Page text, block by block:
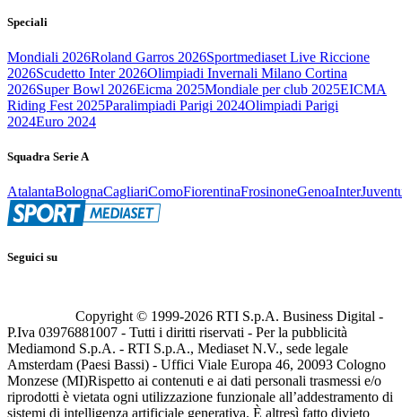
Speciali
Mondiali 2026Roland Garros 2026Sportmediaset Live Riccione
2026Scudetto Inter 2026Olimpiadi Invernali Milano Cortina
2026Super Bowl 2026Eicma 2025Mondiale per club 2025EICMA
Riding Fest 2025Paralimpiadi Parigi 2024Olimpiadi Parigi
2024Euro 2024
Squadra Serie A
AtalantaBolognaCagliariComoFiorentinaFrosinoneGenoaInter
Seguici su
Copyright © 1999-2026 RTI S.p.A. Business Digital -
P.Iva 03976881007 - Tutti i diritti riservati - Per la pubblicità
Mediamond S.p.A. - RTI S.p.A., Mediaset N.V., sede legale
Amsterdam (Paesi Bassi) - Uffici Viale Europa 46, 20093 Cologno
Monzese (MI)Rispetto ai contenuti e ai dati personali trasmessi e/o
riprodotti è vietata ogni utilizzazione funzionale all’addestramento di
sistemi di intelligenza artificiale generativa. È altresì fatto divieto